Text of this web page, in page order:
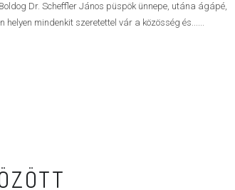
Dr. Scheffler János püspök ünnepe, utána ágápé,
mindenkit szeretettel vár a közösség és......